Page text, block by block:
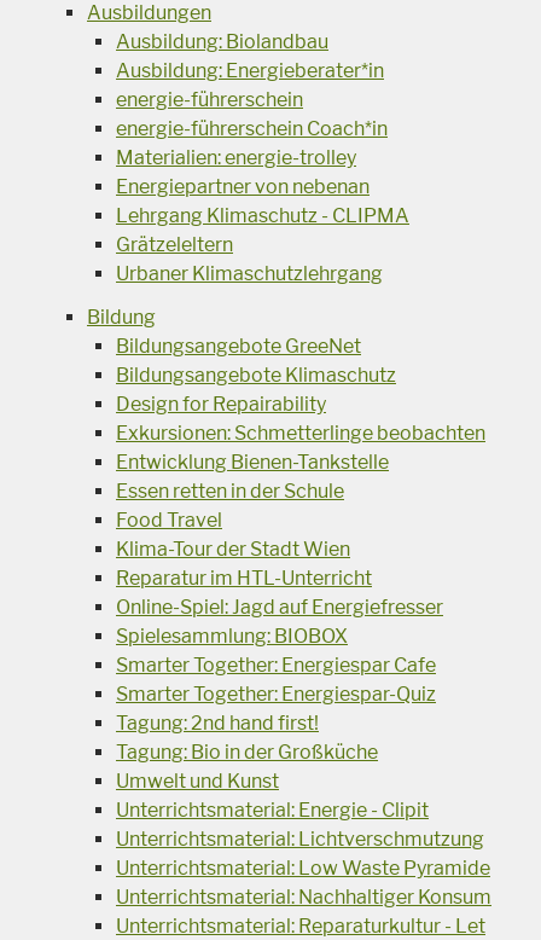
Ausbildungen
Ausbildung: Biolandbau
Ausbildung: Energieberater*in
energie-führerschein
energie-führerschein Coach*in
Materialien: energie-trolley
Energiepartner von nebenan
Lehrgang Klimaschutz - CLIPMA
Grätzeleltern
Urbaner Klimaschutzlehrgang
Bildung
Bildungsangebote GreeNet
Bildungsangebote Klimaschutz
Design for Repairability
Exkursionen: Schmetterlinge beobachten
Entwicklung Bienen-Tankstelle
Essen retten in der Schule
Food Travel
Klima-Tour der Stadt Wien
Reparatur im HTL-Unterricht
Online-Spiel: Jagd auf Energiefresser
Spielesammlung: BIOBOX
Smarter Together: Energiespar Cafe
Smarter Together: Energiespar-Quiz
Tagung: 2nd hand first!
Tagung: Bio in der Großküche
Umwelt und Kunst
Unterrichtsmaterial: Energie - Clipit
Unterrichtsmaterial: Lichtverschmutzung
Unterrichtsmaterial: Low Waste Pyramide
Unterrichtsmaterial: Nachhaltiger Konsum
Unterrichtsmaterial: Reparaturkultur - Let